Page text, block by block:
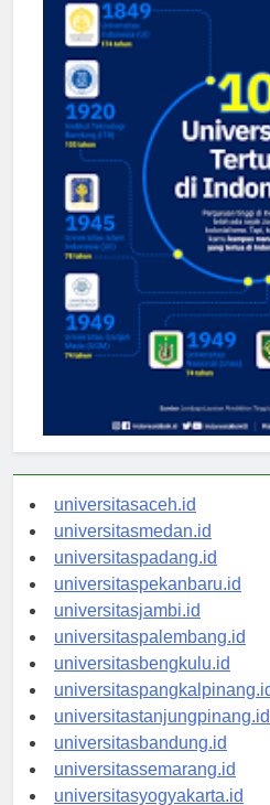
universitasaceh.id
universitasmedan.id
universitaspadang.id
universitaspekanbaru.id
universitasjambi.id
universitaspalembang.id
universitasbengkulu.id
universitaspangkalpinang.id
universitastanjungpinang.id
universitasbandung.id
universitassemarang.id